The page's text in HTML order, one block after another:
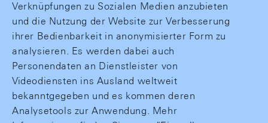
Verknüpfungen zu Sozialen Medien anzubieten
und die Nutzung der Website zur Verbesserung
ihrer Bedienbarkeit in anonymisierter Form zu
analysieren. Es werden dabei auch
Personendaten an Dienstleister von
Videodiensten ins Ausland weltweit
bekanntgegeben und es kommen deren
Analysetools zur Anwendung. Mehr